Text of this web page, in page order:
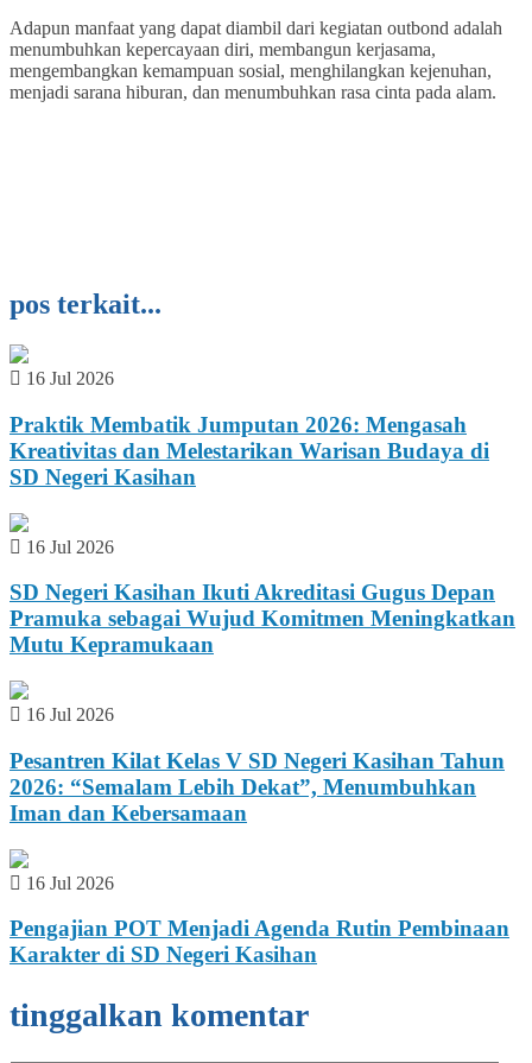
Adapun manfaat yang dapat diambil dari kegiatan outbond adalah
menumbuhkan kepercayaan diri, membangun kerjasama,
mengembangkan kemampuan sosial, menghilangkan kejenuhan,
menjadi sarana hiburan, dan menumbuhkan rasa cinta pada alam.
pos terkait...
16 Jul 2026
Praktik Membatik Jumputan 2026: Mengasah
Kreativitas dan Melestarikan Warisan Budaya di
SD Negeri Kasihan
16 Jul 2026
SD Negeri Kasihan Ikuti Akreditasi Gugus Depan
Pramuka sebagai Wujud Komitmen Meningkatkan
Mutu Kepramukaan
16 Jul 2026
Pesantren Kilat Kelas V SD Negeri Kasihan Tahun
2026: “Semalam Lebih Dekat”, Menumbuhkan
Iman dan Kebersamaan
16 Jul 2026
Pengajian POT Menjadi Agenda Rutin Pembinaan
Karakter di SD Negeri Kasihan
tinggalkan komentar